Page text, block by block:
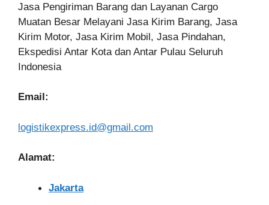
Jasa Pengiriman Barang dan Layanan Cargo
Muatan Besar Melayani Jasa Kirim Barang, Jasa
Kirim Motor, Jasa Kirim Mobil, Jasa Pindahan,
Ekspedisi Antar Kota dan Antar Pulau Seluruh
Indonesia
Email:
logistikexpress.id@gmail.com
Alamat:
Jakarta